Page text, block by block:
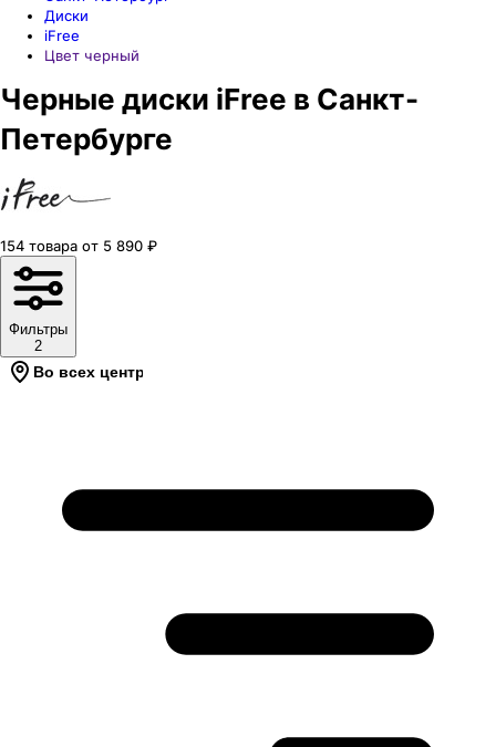
Диски
iFree
Цвет черный
Черные диски iFree в Санкт-
Петербурге
154 товара от 5 890 ₽
Фильтры
2
Во всех центрах